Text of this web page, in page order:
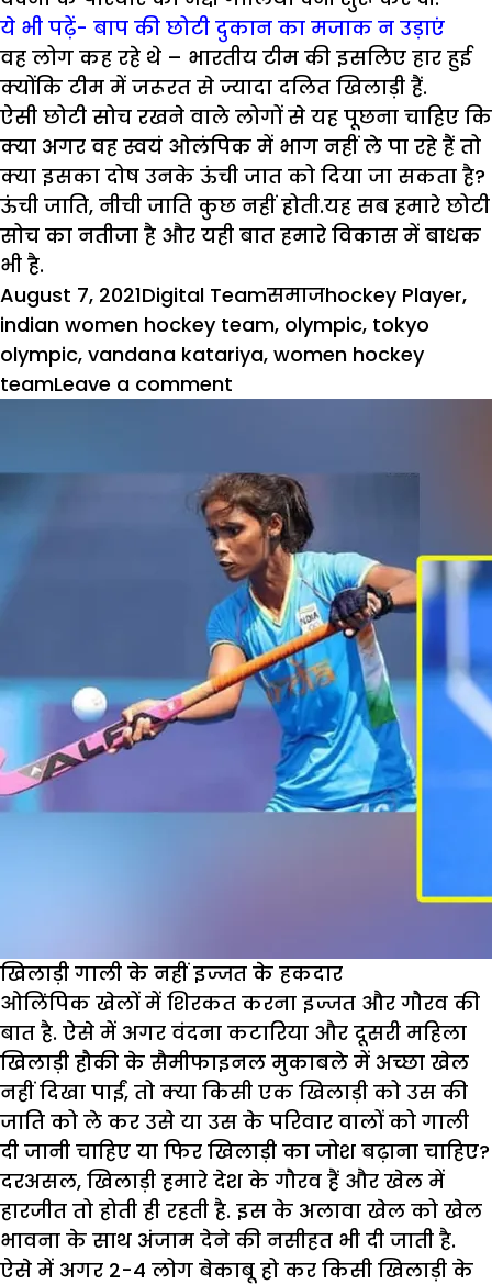
ये भी पढ़ें- बाप की छोटी दुकान का मजाक न उड़ाएं
वह लोग कह रहे थे – भारतीय टीम की इसलिए हार हुई
क्योंकि टीम में जरूरत से ज्यादा दलित खिलाड़ी हैं.
ऐसी छोटी सोच रखने वाले लोगों से यह पूछना चाहिए कि
क्या अगर वह स्वयं ओलंपिक में भाग नहीं ले पा रहे हैं तो
क्या इसका दोष उनके ऊंची जात को दिया जा सकता है?
ऊंची जाति, नीची जाति कुछ नहीं होती.यह सब हमारे छोटी
सोच का नतीजा है और यही बात हमारे विकास में बाधक
भी है.
Posted
on
August 7, 2021Author
Digital TeamCategories
समाजTags
hockey Player,
indian women hockey team, olympic, tokyo
olympic, vandana katariya, women hockey
teamLeave a comment
गालियां
नहीं
सम्मान
के
पात्र
हैं
खिलाड़ी गाली के नहीं इज्जत के हकदार
ओलिंपिक खेलों में शिरकत करना इज्जत और गौरव की
बात है. ऐसे में अगर वंदना कटारिया और दूसरी महिला
खिलाड़ी हौकी के सैमीफाइनल मुकाबले में अच्छा खेल
नहीं दिखा पाईं, तो क्या किसी एक खिलाड़ी को उस की
जाति को ले कर उसे या उस के परिवार वालों को गाली
दी जानी चाहिए या फिर खिलाड़ी का जोश बढ़ाना चाहिए?
दरअसल, खिलाड़ी हमारे देश के गौरव हैं और खेल में
हारजीत तो होती ही रहती है. इस के अलावा खेल को खेल
भावना के साथ अंजाम देने की नसीहत भी दी जाती है.
ऐसे में अगर 2-4 लोग बेकाबू हो कर किसी खिलाड़ी के